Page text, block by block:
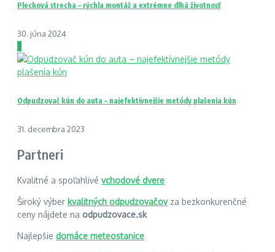
Plechová strecha – rýchla montáž a extrémne dlhá životnosť
30. júna 2024
3
Odpudzovač kún do auta – najefektívnejšie metódy plašenia kún
31. decembra 2023
Partneri
Kvalitné a spoľahlivé vchodové dvere
Široký výber kvalitných odpudzovačovza bezkonkurenčné
ceny nájdete na odpudzovace.sk
Najlepšie domáce meteostanice